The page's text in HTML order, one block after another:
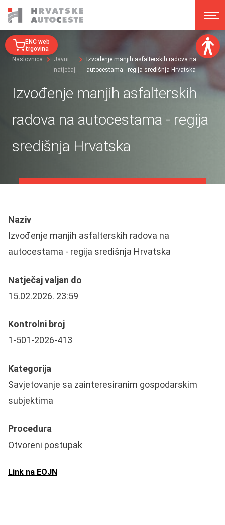
Veličina fonta:
A A A A
Disleksija:
ENC web
trgovina
Naslovnica
Javni
natječaj
Izvođenje manjih asfalterskih radova na
autocestama - regija središnja Hrvatska
Izvođenje manjih asfalterskih
radova na autocestama - regija
središnja Hrvatska
Naziv
Izvođenje manjih asfalterskih radova na
autocestama - regija središnja Hrvatska
Natječaj valjan do
15.02.2026. 23:59
Kontrolni broj
1-501-2026-413
Kategorija
Savjetovanje sa zainteresiranim gospodarskim
subjektima
Procedura
Otvoreni postupak
Link na EOJN